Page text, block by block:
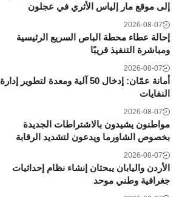
إلى موقع مار إلياس الأثري في عجلون
2026-08-07
إحالة عطاء محطة الباص السريع الرئيسية
ومباشرة التنفيذ قريبًا
2026-08-07
أمانة عمّان: إدخال 50 آلية ومعدة لتطوير إدارة
النفايات
2026-08-07
مواطنون يشيدون بالاشتراطات الجديدة
بخصوص الشاورما ويدعون لتشديد الرقابة
2026-08-07
الأردن واليابان يبحثان إنشاء نظام إحداثيات
جغرافية وطني موحد